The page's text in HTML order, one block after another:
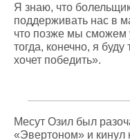
Я знаю, что
поддерживать нас в
что позже мы сможем
тогда, конечно, я
хочет победить».
Месут Озил был
«Эвертоном» и кинул